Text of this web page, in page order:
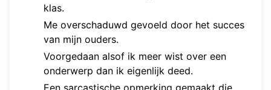
klas.
Me overschaduwd gevoeld door het succes
van mijn ouders.
Voorgedaan alsof ik meer wist over een
onderwerp dan ik eigenlijk deed.
Een sarcastische opmerking gemaakt die